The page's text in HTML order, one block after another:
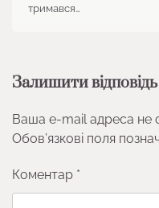
тримався…
Залишити відповідь
Ваша e-mail адреса не
Обов’язкові поля
Коментар *